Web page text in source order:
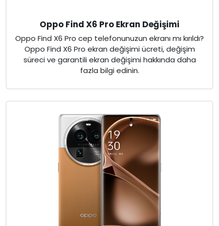
Oppo Find X6 Pro Ekran Değişimi
Oppo Find X6 Pro cep telefonunuzun ekranı mı kırıldı?
Oppo Find X6 Pro ekran değişimi ücreti, değişim
süreci ve garantili ekran değişimi hakkında daha
fazla bilgi edinin.